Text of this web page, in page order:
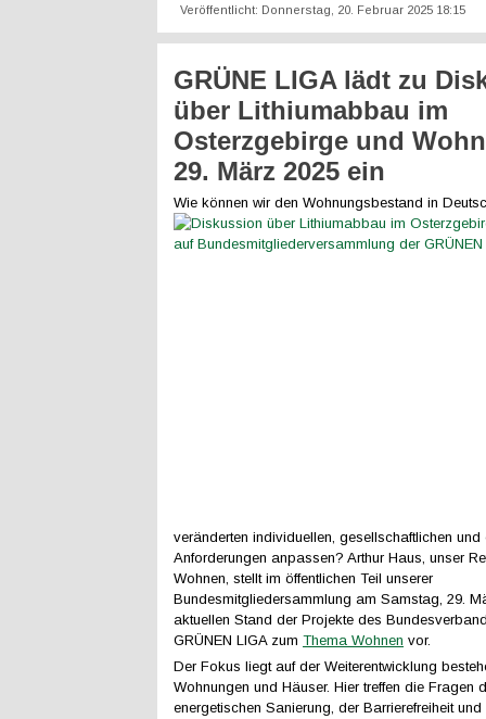
Veröffentlicht: Donnerstag, 20. Februar 2025 18:15
GRÜNE LIGA lädt zu
über Lithiumabbau im
Osterzgebirge und
29. März 2025 ein
Wie können wir den Wohnungsbestand in
veränderten individuellen, gesellschaftlichen und
Anforderungen anpassen? Arthur Haus, unser
Wohnen, stellt im öffentlichen Teil unserer
Bundesmitgliedersammlung am Samstag, 29.
aktuellen Stand der Projekte des
GRÜNEN LIGA zum Thema Wohnen vor.
Der Fokus liegt auf der Weiterentwicklung
Wohnungen und Häuser. Hier treffen die Fragen
energetischen Sanierung, der Barrierefreiheit und